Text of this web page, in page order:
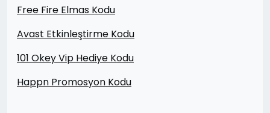
Free Fire Elmas Kodu
Avast Etkinleştirme Kodu
101 Okey Vip Hediye Kodu
Happn Promosyon Kodu